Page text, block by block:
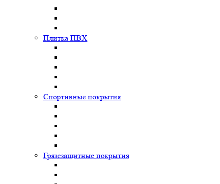
Плитка ПВХ
Спортивные покрытия
Грязезащитные покрытия